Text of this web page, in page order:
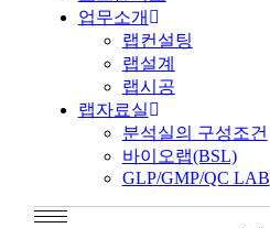
업무소개
랩컨설팅
랩설계
랩시공
랩자료실
분석실의 구성조건
바이오랩(BSL)
GLP/GMP/QC LAB